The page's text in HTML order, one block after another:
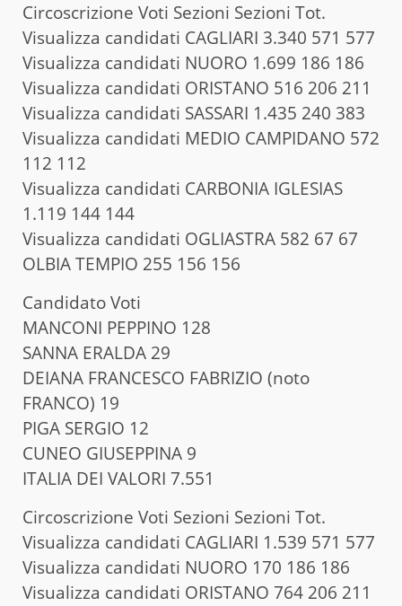
Circoscrizione Voti Sezioni Sezioni Tot.
Visualizza candidati CAGLIARI 3.340 571 577
Visualizza candidati NUORO 1.699 186 186
Visualizza candidati ORISTANO 516 206 211
Visualizza candidati SASSARI 1.435 240 383
Visualizza candidati MEDIO CAMPIDANO 572
112 112
Visualizza candidati CARBONIA IGLESIAS
1.119 144 144
Visualizza candidati OGLIASTRA 582 67 67
OLBIA TEMPIO 255 156 156
Candidato Voti
MANCONI PEPPINO 128
SANNA ERALDA 29
DEIANA FRANCESCO FABRIZIO (noto
FRANCO) 19
PIGA SERGIO 12
CUNEO GIUSEPPINA 9
ITALIA DEI VALORI 7.551
Circoscrizione Voti Sezioni Sezioni Tot.
Visualizza candidati CAGLIARI 1.539 571 577
Visualizza candidati NUORO 170 186 186
Visualizza candidati ORISTANO 764 206 211